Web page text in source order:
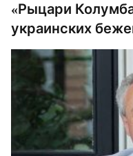
«Рыцари
украинских